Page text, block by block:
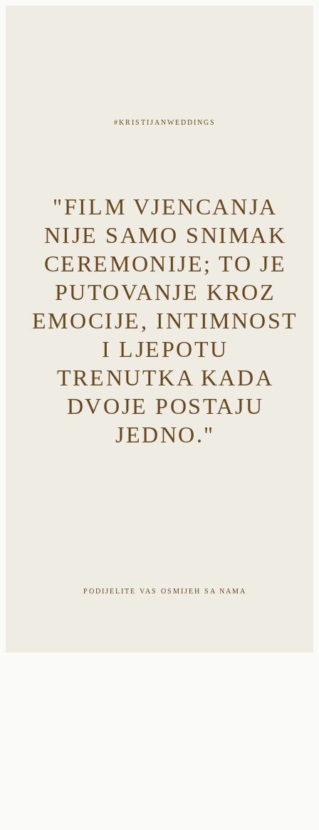
#KRISTIJANWEDDINGS
"FILM VJENCANJA
NIJE SAMO SNIMAK
CEREMONIJE; TO JE
PUTOVANJE KROZ
EMOCIJE, INTIMNOST
I LJEPOTU
TRENUTKA KADA
DVOJE POSTAJU
JEDNO."
PODIJELITE VAS OSMIJEH SA NAMA